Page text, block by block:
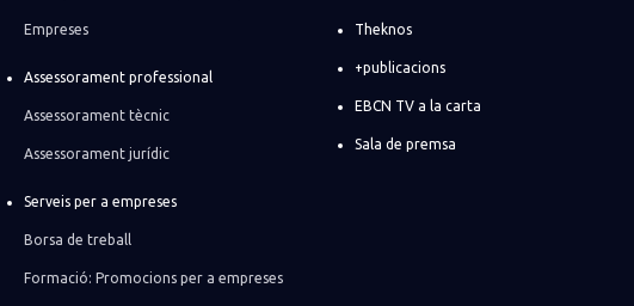
Empreses
Assessorament professional
Assessorament tècnic
Assessorament jurídic
Serveis per a empreses
Borsa de treball
Formació: Promocions per a empreses
Theknos
+publicacions
EBCN TV a la carta
Sala de premsa